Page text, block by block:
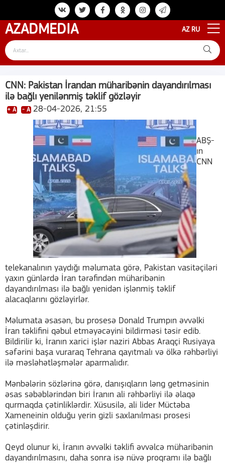
AZADMEDIA AZ RU
CNN: Pakistan İrandan müharibənin dayandırılması
ilə bağlı yenilənmiş təklif gözləyir
+ A - A 28-04-2026, 21:55
ABŞ-
ın
CNN
telekanalının yaydığı məlumata görə, Pakistan vasitəçiləri
yaxın günlərdə İran tərəfindən müharibənin
dayandırılması ilə bağlı yenidən işlənmiş təklif
alacaqlarını gözləyirlər.
Məlumata əsasən, bu prosesə Donald Trumpın əvvəlki
İran təklifini qəbul etməyəcəyini bildirməsi təsir edib.
Bildirilir ki, İranın xarici işlər naziri Abbas Araqçi Rusiyaya
səfərini başa vuraraq Tehrana qayıtmalı və ölkə rəhbərliyi
ilə məsləhətləşmələr aparmalıdır.
Mənbələrin sözlərinə görə, danışıqların ləng getməsinin
əsas səbəblərindən biri İranın ali rəhbərliyi ilə əlaqə
qurmaqda çətinliklərdir. Xüsusilə, ali lider Müctəba
Xameneinin olduğu yerin gizli saxlanılması prosesi
çətinləşdirir.
Qeyd olunur ki, İranın əvvəlki təklifi əvvəlcə müharibənin
dayandırılmasını, daha sonra isə nüvə proqramı ilə bağlı